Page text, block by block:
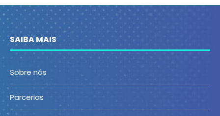
SAIBA MAIS
Sobre nós
Parcerias